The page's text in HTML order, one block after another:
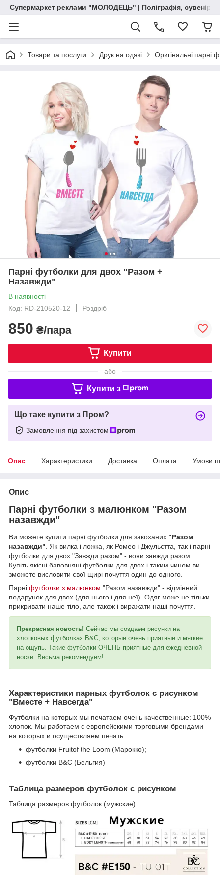
Супермаркет реклами "МОЛОДЕЦЬ" | Поліграфія, сувенірна
Товари та послуги Друк на одязі Оригінальні парні
Парні футболки для двох "Разом +
Назавжди"
В наявності
Код: RD-210520-12
Роздріб
850 ₴/пара
Купити
або
Купити з
Що таке купити з Пром?
Замовлення під захистом
Опис Характеристики Доставка Оплата Умови
Опис
Парні футболки з малюнком "Разом
назавжди"
Ви можете купити парні футболки для закоханих "Разом
назавжди". Як вилка і ложка, як Ромео і Джульєтта, так і парні
футболки для двох "Завжди разом" - вони завжди разом.
Купіть якісні бавовняні футболки для двох і таким чином ви
зможете висловити свої щирі почуття один до одного.
Парні футболки з малюнком "Разом назавжди" - відмінний
подарунок для двох (для нього і для неї). Одяг може не тільки
прикривати наше тіло, але також і виражати наші почуття.
Прекрасная новость! Сейчас мы создаем рисунки на
хлопковых футболках B&C, которые очень приятные и мягкие
на ощупь. Такие футболки ОЧЕНЬ приятные для ежедневной
носки. Весьма рекомендуем!
Характеристики парных футболок с рисунком
"Вместе + Навсегда"
Футболки на которых мы печатаем очень качественные: 100%
хлопок. Мы работаем с европейскими торговыми брендами
на которых и осуществляем печать:
футболки Fruitof the Loom (Марокко);
футболки B&C (Бельгия)
Таблица размеров футболок с рисунком
Таблица размеров футболок (мужские):